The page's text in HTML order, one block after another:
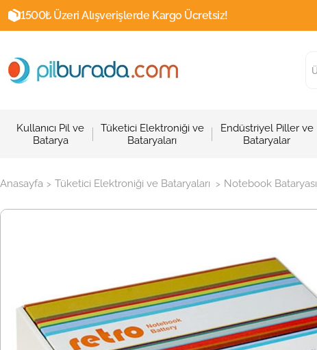
1500₺ Üzeri Alışverişlerde Kargo Ücretsiz!
Kullanıcı Pil ve
Batarya
Tüketici Elektroniği ve
Bataryaları
Endüstriyel Piller ve
Bataryalar
Anasayfa > Tüketici Elektroniği ve Bataryaları > Notebook Bataryası